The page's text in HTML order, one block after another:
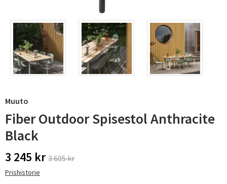
Muuto
Fiber Outdoor Spisestol Anthracite
Black
3 245 kr 3 605 kr
Prishistorie